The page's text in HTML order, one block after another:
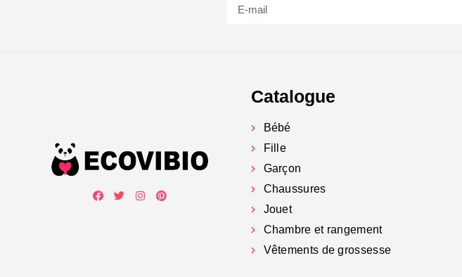
Catalogue
Bébé
Fille
Garçon
Chaussures
Jouet
Chambre et rangement
Vêtements de grossesse